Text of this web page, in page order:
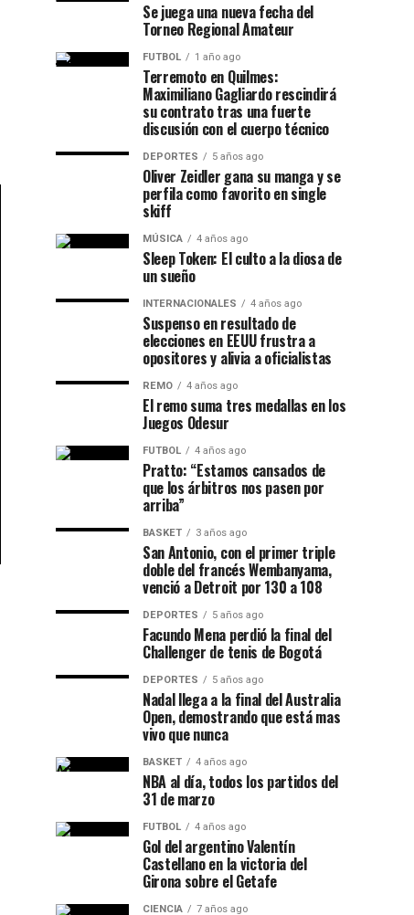
Se juega una nueva fecha del
Torneo Regional Amateur
FUTBOL 1 año ago
Terremoto en Quilmes:
Maximiliano Gagliardo rescindirá
su contrato tras una fuerte
discusión con el cuerpo técnico
DEPORTES 5 años ago
Oliver Zeidler gana su manga y se
perfila como favorito en single
skiff
MÚSICA 4 años ago
Sleep Token: El culto a la diosa de
un sueño
INTERNACIONALES 4 años ago
Suspenso en resultado de
elecciones en EEUU frustra a
opositores y alivia a oficialistas
REMO 4 años ago
El remo suma tres medallas en los
Juegos Odesur
FUTBOL 4 años ago
Pratto: “Estamos cansados de
que los árbitros nos pasen por
arriba”
BASKET 3 años ago
San Antonio, con el primer triple
doble del francés Wembanyama,
venció a Detroit por 130 a 108
DEPORTES 5 años ago
Facundo Mena perdió la final del
Challenger de tenis de Bogotá
DEPORTES 5 años ago
Nadal llega a la final del Australia
Open, demostrando que está mas
vivo que nunca
BASKET 4 años ago
NBA al día, todos los partidos del
31 de marzo
FUTBOL 4 años ago
Gol del argentino Valentín
Castellano en la victoria del
Girona sobre el Getafe
CIENCIA 7 años ago